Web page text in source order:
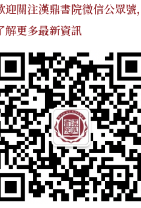
迎關注漢鼎書院微信公眾號，
解更多最新資訊